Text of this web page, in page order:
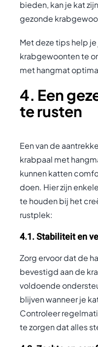
bieden, kan je kat
gezonde
Met deze tips help
krabgewoonten te
met hangmat
4. Een
te rusten
Een van de
krabpaal met
kunnen katten
doen. Hier zijn
te houden bij het
rustplek:
4.1. Stabiliteit en
Zorg ervoor dat de
bevestigd aan de
voldoende
blijven wanneer je
Controleer
te zorgen dat alles